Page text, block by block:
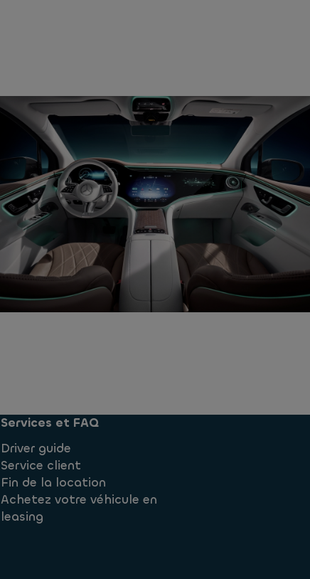
Services et FAQ
Driver guide
Service client
Fin de la location
Achetez votre véhicule en
leasing